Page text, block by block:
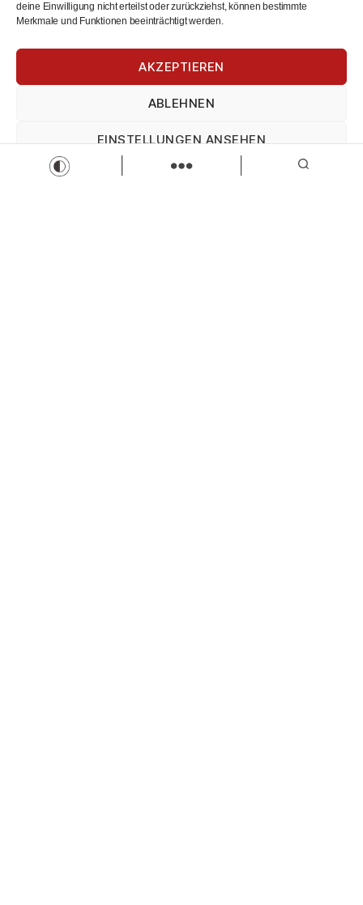
deine Einwilligung nicht erteilst oder zurückziehst, können bestimmte
Merkmale und Funktionen beeinträchtigt werden.
AKZEPTIEREN
ABLEHNEN
EINSTELLUNGEN ANSEHEN
Impressum Impressum
Load more